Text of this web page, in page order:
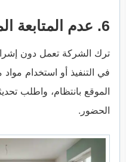
6. عدم المتابعة المستمرة
ترك الشركة تعمل دون
في التنفيذ أو استخدام
الموقع بانتظام، واطلب
الحضور.